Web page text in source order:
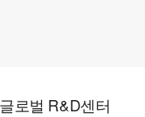
로벌 R&D센터